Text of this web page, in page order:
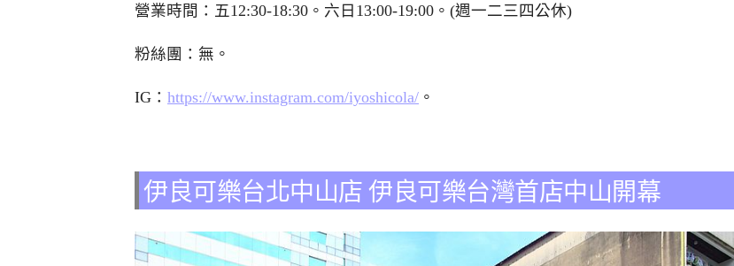
營業時間：五12:30-18:30。六日13:00-19:00。(週一二三四公休)
粉絲團：無。
IG： https://www.instagram.com/iyoshicola/ 。
伊良可樂台北中山店 伊良可樂台灣首店中山開幕